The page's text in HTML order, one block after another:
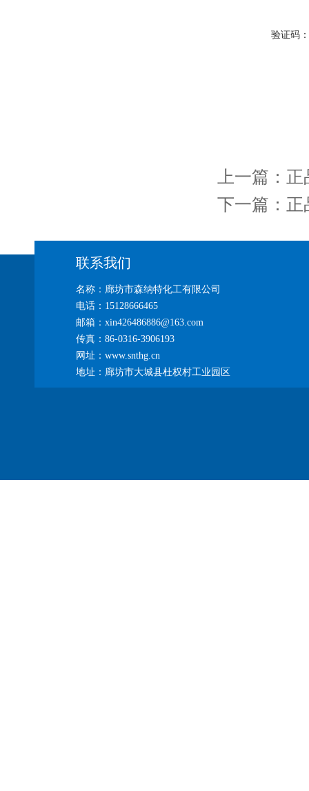
验证码：
上一篇： 正
下一篇： 正
联系我们
名称：廊坊市森纳特化工有限公司
电话：15128666465
邮箱：xin426486886@163.com
传真：86-0316-3906193
网址：www.snthg.cn
地址：廊坊市大城县杜权村工业园区